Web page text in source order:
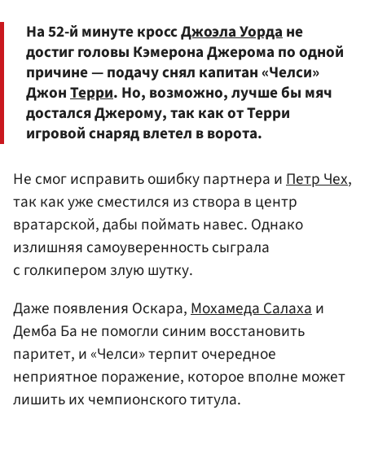
На 52-й минуте кроссДжоэла Уордане
достиг головы Кэмерона Джерома по одной
причине — подачу снял капитан «Челси»
ДжонТерри. Но, возможно, лучше бы мяч
достался Джерому, так как от Терри
игровой снаряд влетел в ворота.
Не смог исправить ошибку партнера иПетр Чех,
так как уже сместился из створа в центр
вратарской, дабы поймать навес. Однако
излишняя самоуверенность сыграла
с голкипером злую шутку.
Даже появления Оскара,Мохамеда Салахаи
Демба Ба не помогли синим восстановить
паритет, и «Челси» терпит очередное
неприятное поражение, которое вполне может
лишить их чемпионского титула.